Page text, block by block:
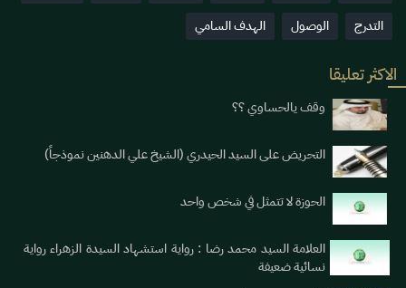
التدرج
الوصول الهدف السامي
الاكثر تعليقا
وقف يالحساوي ؟؟
التحريض على السيد الحيدري (الشيخ علي الدهنين نموذجاً)
الحوزة لا تتمثل في شخص واحد
العلامة السيد محمد رضا : رواية استشهاد السيدة الزهراء رواية
نسائية ضعيفة